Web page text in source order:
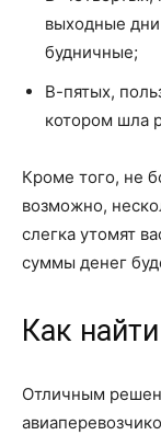
выходные
будничные;
В-пятых,
котором шла
Кроме того, не
возможно,
слегка утомят
суммы денег
Как
Отличным